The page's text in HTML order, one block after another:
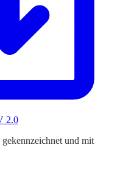
2.0
und mit